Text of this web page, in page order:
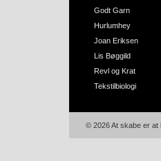
Godt Garn
Hurlumhey
Joan Eriksen
Lis Bøggild
Revl og Krat
Tekstilbiologi
© 2026 At skabe er at